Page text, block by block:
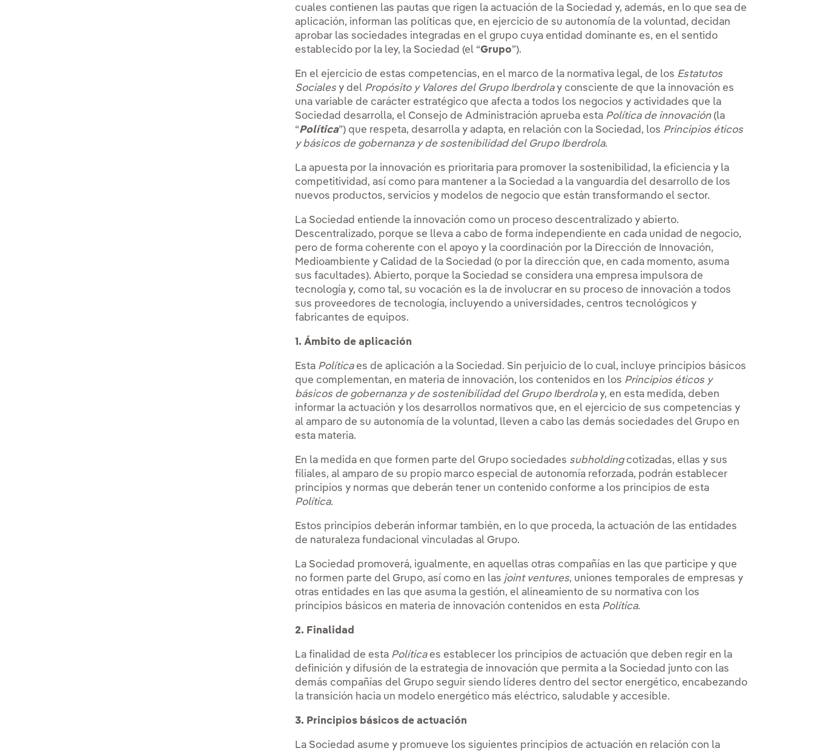
cuales contienen las pautas que rigen la actuación de la Sociedad y, además, en lo que sea de
aplicación, informan las políticas que, en ejercicio de su autonomía de la voluntad, decidan
aprobar las sociedades integradas en el grupo cuya entidad dominante es, en el sentido
establecido por la ley, la Sociedad (el “Grupo”).
En el ejercicio de estas competencias, en el marco de la normativa legal, de los Estatutos
Socialesy del Propósito y Valores del Grupo Iberdrolay consciente de que la innovación es
una variable de carácter estratégico que afecta a todos los negocios y actividades que la
Sociedad desarrolla, el Consejo de Administración aprueba esta Política de innovación (la
“Política”) que respeta, desarrolla y adapta, en relación con la Sociedad, los Principios éticos
y básicos de gobernanza y de sostenibilidad del Grupo Iberdrola.
La apuesta por la innovación es prioritaria para promover la sostenibilidad, la eficiencia y la
competitividad, así como para mantener a la Sociedad a la vanguardia del desarrollo de los
nuevos productos, servicios y modelos de negocio que están transformando el sector.
La Sociedad entiende la innovación como un proceso descentralizado y abierto.
Descentralizado, porque se lleva a cabo de forma independiente en cada unidad de negocio,
pero de forma coherente con el apoyo y la coordinación por la Dirección de Innovación,
Medioambiente y Calidad de la Sociedad (o por la dirección que, en cada momento, asuma
sus facultades). Abierto, porque la Sociedad se considera una empresa impulsora de
tecnología y, como tal, su vocación es la de involucrar en su proceso de innovación a todos
sus proveedores de tecnología, incluyendo a universidades, centros tecnológicos y
fabricantes de equipos.
1. Ámbito de aplicación
Esta Políticaes de aplicación a la Sociedad. Sin perjuicio de lo cual, incluye principios básicos
que complementan, en materia de innovación, los contenidos en los Principios éticos y
básicos de gobernanza y de sostenibilidad del Grupo Iberdrolay, en esta medida, deben
informar la actuación y los desarrollos normativos que, en el ejercicio de sus competencias y
al amparo de su autonomía de la voluntad, lleven a cabo las demás sociedades del Grupo en
esta materia.
En la medida en que formen parte del Grupo sociedades subholdingcotizadas, ellas y sus
filiales, al amparo de su propio marco especial de autonomía reforzada, podrán establecer
principios y normas que deberán tener un contenido conforme a los principios de esta
Política.
Estos principios deberán informar también, en lo que proceda, la actuación de las entidades
de naturaleza fundacional vinculadas al Grupo.
La Sociedad promoverá, igualmente, en aquellas otras compañías en las que participe y que
no formen parte del Grupo, así como en las joint ventures, uniones temporales de empresas y
otras entidades en las que asuma la gestión, el alineamiento de su normativa con los
principios básicos en materia de innovación contenidos en esta Política.
2. Finalidad
La finalidad de esta Política es establecer los principios de actuación que deben regir en la
definición y difusión de la estrategia de innovación que permita a la Sociedad junto con las
demás compañías del Grupo seguir siendo líderes dentro del sector energético, encabezando
la transición hacia un modelo energético más eléctrico, saludable y accesible.
3. Principios básicos de actuación
La Sociedad asume y promueve los siguientes principios de actuación en relación con la